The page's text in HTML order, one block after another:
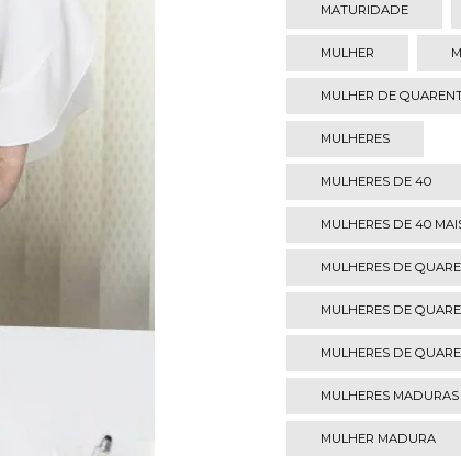
MATURIDADE
MULHER
MULHER DE
MULHERES
MULHERES DE 40
MULHERES DE 40
MULHERES DE
MULHERES DE
MULHERES DE
MULHERES MADURAS
MULHER MADURA